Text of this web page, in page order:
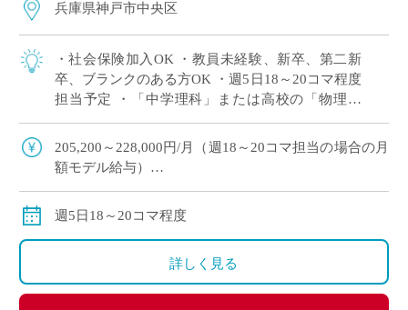
兵庫県神戸市中央区
・社会保険加入OK ・教員未経験、新卒、第二新
卒、ブランクのある方OK ・週5日18～20コマ程度
担当予定 ・「中学理科」または高校の「物理」
OK ・2学期スタートですが […]
205,200～228,000円/月（週18～20コマ担当の場合の月
額モデル給与）
週18コマ以上担当で、社会保険加入
週5日18～20コマ程度
詳しく見る